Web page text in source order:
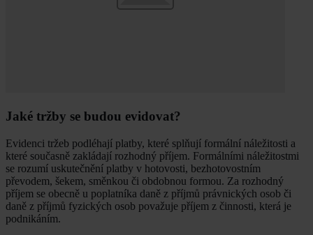
Jaké tržby se budou evidovat?
Evidenci tržeb podléhají platby, které splňují formální náležitosti a
které současně zakládají rozhodný příjem. Formálními náležitostmi
se rozumí uskutečnění platby v hotovosti, bezhotovostním
převodem, šekem, směnkou či obdobnou formou. Za rozhodný
příjem se obecně u poplatníka daně z příjmů právnických osob či
daně z příjmů fyzických osob považuje příjem z činnosti, která je
podnikáním.